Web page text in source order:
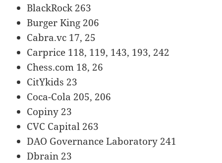
BlackRock 263
Burger King 206
Cabra.vc 17, 25
Carprice 118, 119, 143, 193, 242
Chess.com 18, 26
CitYkids 23
Coca-Cola 205, 206
Copiny 23
CVC Capital 263
DAO Governance Laboratory 241
Dbrain 23